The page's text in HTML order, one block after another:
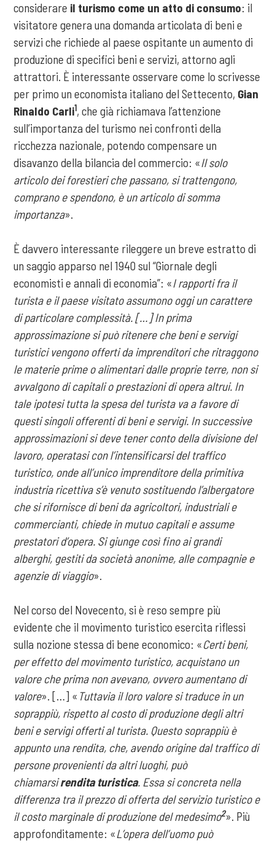
considerare il turismo come un atto di consumo: il
visitatore genera una domanda articolata di beni e
servizi che richiede al paese ospitante un aumento di
produzione di specifici beni e servizi, attorno agli
attrattori. È interessante osservare come lo scrivesse
per primo un economista italiano del Settecento, Gian
Rinaldo Carli1, che già richiamava l’attenzione
sull’importanza del turismo nei confronti della
ricchezza nazionale, potendo compensare un
disavanzo della bilancia del commercio: «Il solo
articolo dei forestieri che passano, si trattengono,
comprano e spendono, è un articolo di somma
importanza».
È davvero interessante rileggere un breve estratto di
un saggio apparso nel 1940 sul “Giornale degli
economisti e annali di economia”: «I rapporti fra il
turista e il paese visitato assumono oggi un carattere
di particolare complessità. […] In prima
approssimazione si può ritenere che beni e servigi
turistici vengono offerti da imprenditori che ritraggono
le materie prime o alimentari dalle proprie terre, non si
avvalgono di capitali o prestazioni di opera altrui. In
tale ipotesi tutta la spesa del turista va a favore di
questi singoli offerenti di beni e servigi. In successive
approssimazioni si deve tener conto della divisione del
lavoro, operatasi con l’intensificarsi del traffico
turistico, onde all’unico imprenditore della primitiva
industria ricettiva s’è venuto sostituendo l’albergatore
che si rifornisce di beni da agricoltori, industriali e
commercianti, chiede in mutuo capitali e assume
prestatori d’opera. Si giunge così fino ai grandi
alberghi, gestiti da società anonime, alle compagnie e
agenzie di viaggio».
Nel corso del Novecento, si è reso sempre più
evidente che il movimento turistico esercita riflessi
sulla nozione stessa di bene economico: «Certi beni,
per effetto del movimento turistico, acquistano un
valore che prima non avevano, ovvero aumentano di
valore». […] « Tuttavia il loro valore si traduce in un
soprappiù, rispetto al costo di produzione degli altri
beni e servigi offerti al turista. Questo soprappiù è
appunto una rendita, che, avendo origine dal traffico di
persone provenienti da altri luoghi, può
chiamarsirendita turistica. Essa si concreta nella
differenza tra il prezzo di offerta del servizio turistico e
il costo marginale di produzione del medesimo2». Più
approfonditamente: «L’opera dell’uomo può